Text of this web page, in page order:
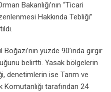
Bakanlığı’nın “Ticari
Hakkında Tebliği”
yüzde 90’ında gırgır
belirtti. Yasak bölgelerin
denetimlerin ise Tarım ve
Komutanlığı tarafından 24